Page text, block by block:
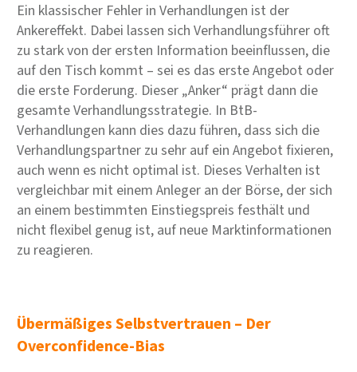
Ein klassischer Fehler in Verhandlungen ist der
Ankereffekt. Dabei lassen sich Verhandlungsführer oft
zu stark von der ersten Information beeinflussen, die
auf den Tisch kommt – sei es das erste Angebot oder
die erste Forderung. Dieser „Anker“ prägt dann die
gesamte Verhandlungsstrategie. In BtB-
Verhandlungen kann dies dazu führen, dass sich die
Verhandlungspartner zu sehr auf ein Angebot fixieren,
auch wenn es nicht optimal ist. Dieses Verhalten ist
vergleichbar mit einem Anleger an der Börse, der sich
an einem bestimmten Einstiegspreis festhält und
nicht flexibel genug ist, auf neue Marktinformationen
zu reagieren.
Übermäßiges Selbstvertrauen – Der
Overconfidence-Bias